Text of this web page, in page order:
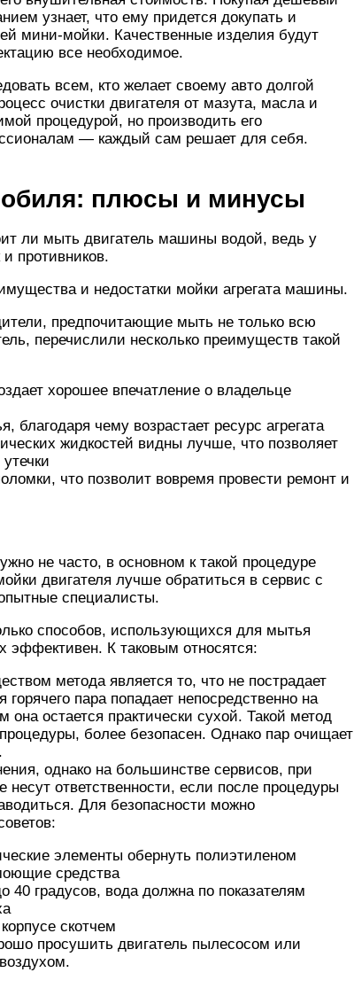
узнает, что ему придется докупать и
мини-мойки. Качественные изделия будут
все необходимое.
всем, кто желает своему авто долгой
очистки двигателя от мазута, масла и
процедурой, но производить его
— каждый сам решает для себя.
плюсы и минусы
ли мыть двигатель машины водой, ведь у
противников.
и недостатки мойки агрегата машины.
предпочитающие мыть не только всю
перечислили несколько преимуществ такой
хорошее впечатление о владельце
чему возрастает ресурс агрегата
жидкостей видны лучше, что позволяет
что позволит вовремя провести ремонт и
не часто, в основном к такой процедуре
двигателя лучше обратиться в сервис с
специалисты.
способов, использующихся для мытья
эффективен. К таковым относятся:
метода является то, что не пострадает
пара попадает непосредственно на
она остается практически сухой. Такой метод
процедуры, более безопасен. Однако пар очищает
однако на большинстве сервисов, при
ответственности, если после процедуры
Для безопасности можно
элементы обернуть полиэтиленом
средства
градусов, вода должна по показателям
скотчем
просушить двигатель пылесосом или